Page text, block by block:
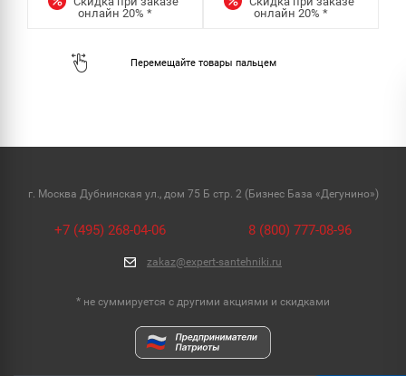
онлайн20%*
онлайн20%*
г. Москва Дубнинская ул., дом 75 Б стр. 2 (Бизнес База «Дегунино»)
+7 (495) 268-04-06 8 (800) 777-08-96
zakaz@expert-santehniki.ru
* не суммируется с другими акциями и скидками